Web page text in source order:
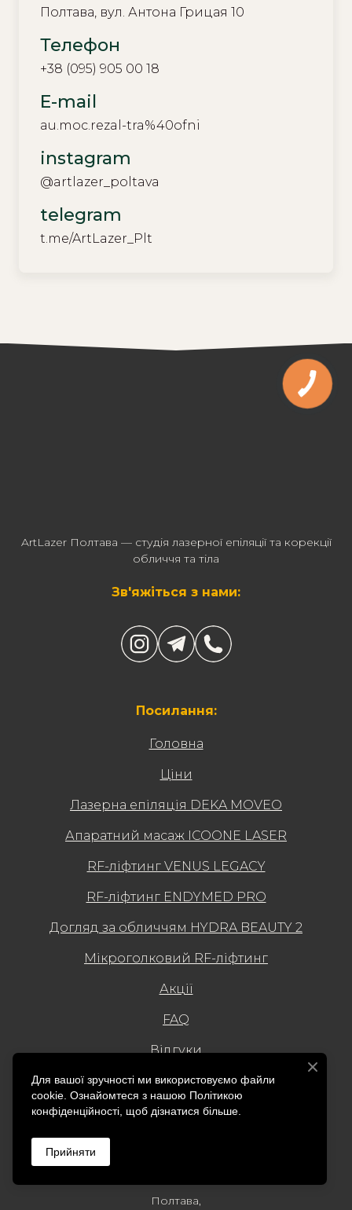
Полтава, вул. Антона Грицая 10
Телефон
+38 (095) 905 00 18
E-mail
au.moc.rezal-tra%40ofni
instagram
@artlazer_poltava
telegram
t.me/ArtLazer_Plt
ArtLazer Полтава — студія лазерної епіляції та корекції
обличчя та тіла
Зв'яжіться з нами:
Посилання:
Головна
Ціни
Лазерна епіляція DEKA MOVEO
Апаратний масаж ICOONE LASER
RF-ліфтинг VENUS LEGACY
RF-ліфтинг ENDYMED PRO
Догляд за обличчям HYDRA BEAUTY 2
Мікроголковий RF-ліфтинг
Акції
FAQ
Відгуки
Про нас
Контакти
Полтава,
Для вашої зручності ми використовуємо файли
cookie. Ознайомтеся з нашою Політикою
конфіденційності, щоб дізнатися більше.
Прийняти